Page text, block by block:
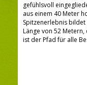
gefühlsvoll
aus einem 40 Meter
Spitzenerlebnis
Länge von 52
ist der Pfad für alle